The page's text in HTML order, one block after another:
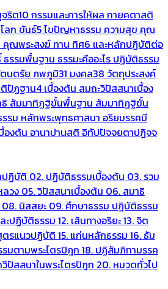
ริต10 กรรมและการให้ผล กายคตาสติ
ลก ขันธ์5ไขปัญหาธรรม ความสุข คุณ
คุณพระสงฆ์ ทาน ทิศ6 และหลักปฏิบัติต่อ
ธรรมพื้นฐาน ธรรมะคืออะไร ปฏิบัติธรรม
นตรัย ภพภูมิ31 มงคล38 วัตถุประสงค์
ปัฏฐาน4 เบื้องต้น สมถะวิปัสสนาเบื้อง
สัมมาทิฏฐิขั้นพื้นฐาน สัมมาทิฏฐิขั้น
รม หลักพระพุทธศาสนา อริยมรรคมี
องต้น อานาปานสติ อิทัปปัจจยตาปฏิจจ
ปฏิบัติ 02. ปฏิบัติธรรมเบื้องต้น 03. รวม
วง 05. วิปัสสนาเบื้องต้น 06. สมาธิ
08. นิสสยะ 09. ศึกษาธรรม ปฏิบัติธรรม
ะปฏิบัติธรรม 12. เส้นทางอริยะ13. จิต
ตรแนวปฏิบัติ 15. แก่นหลักธรรม 16. ธัม
รมตามพระไตรปิฎก 18. ปฏิสัมภิทามรรค
วิปัสสนาในพระไตรปิฎก 20. หมวดทั่วไป